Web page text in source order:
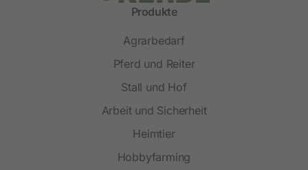
Produkte
Agrarbedarf
Pferd und Reiter
Stall und Hof
Arbeit und Sicherheit
Heimtier
Hobbyfarming